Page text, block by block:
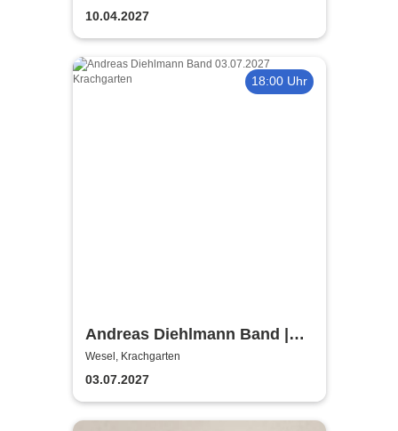
10.04.2027
18:00 Uhr
Andreas Diehlmann Band |
Weseler Bluestage
Wesel, Krachgarten
03.07.2027